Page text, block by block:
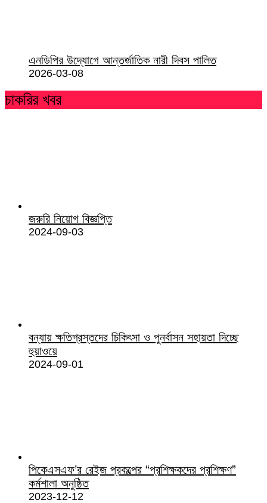
এনডিপির উদ্যোগে আন্তর্জাতিক নারী দিবস পালিত
2026-03-08
চাকরির খবর
জরুরি নিয়োগ বিজ্ঞপ্তি
2024-09-03
বন্যায় ক্ষতিগ্রস্তদের চিকিৎসা ও পুনর্বাসন সহায়তা দিচ্ছে
হুয়াওয়ে
2024-09-01
পিকেএসএফ’র রেইজ প্রকল্পের “প্রশিক্ষকদের প্রশিক্ষণ”
কর্মশালা অনুষ্ঠিত
2023-12-12